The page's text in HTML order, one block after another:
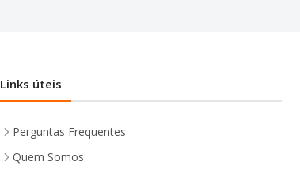
Links úteis
Perguntas Frequentes
Quem Somos